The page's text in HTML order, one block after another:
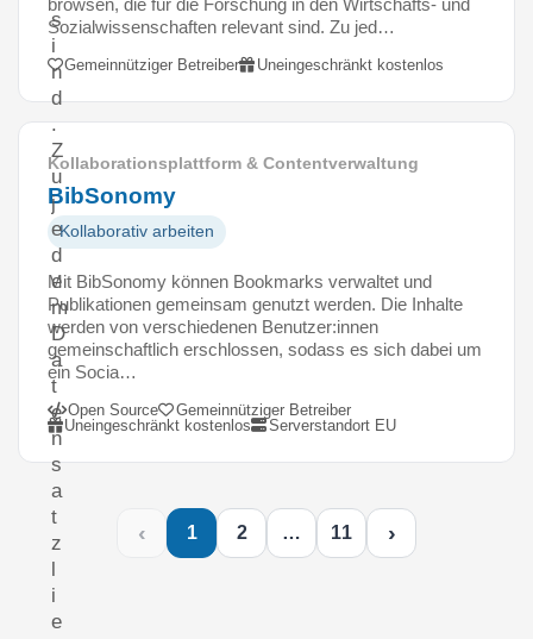
s
i
n
d
.
Z
u
j
e
d
e
m
D
a
t
e
n
s
a
t
z
l
i
e
Sozialwissenschaften relevant sind. Zu jed…
Gemeinnütziger Betreiber Uneingeschränkt kostenlos
Kollaborationsplattform & Contentverwaltung
BibSonomy
Kollaborativ arbeiten
Mit BibSonomy können Bookmarks verwaltet und
Publikationen gemeinsam genutzt werden. Die Inhalte
werden von verschiedenen Benutzer:innen
gemeinschaftlich erschlossen, sodass es sich dabei um
ein Socia…
Open Source
Gemeinnütziger Betreiber
Uneingeschränkt kostenlos
Serverstandort EU
‹ 1 2 … 11 ›